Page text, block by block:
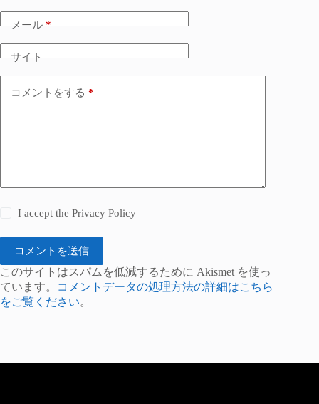
メール*
サイト
コメントをする *
I accept thePrivacy Policy
コメントを送信
このサイトはスパムを低減するために Akismet を使っ
ています。
コメントデータの処理方法の詳細はこちら
をご覧ください。